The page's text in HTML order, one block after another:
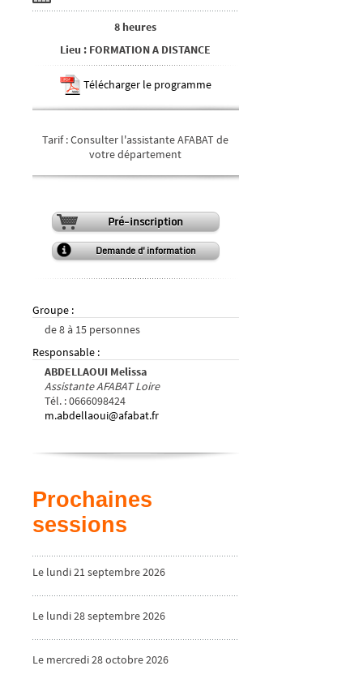
8 heures
Lieu : FORMATION A DISTANCE
Télécharger le programme
Tarif:Consulter l'assistante AFABAT de
votre département
Pré-inscription
Demande d'information
Groupe :
de8à 15 personnes
Responsable :
ABDELLAOUI Melissa
Assistante AFABAT Loire
Tél. :0666098424
m.abdellaoui@afabat.fr
Prochaines
sessions
Le lundi 21 septembre 2026
Le lundi 28 septembre 2026
Le mercredi 28 octobre 2026